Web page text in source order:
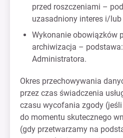
przed roszczeniami –
uzasadniony interes i/
Wykonanie obowiązków
archiwizacja –
Administratora.
Okres przechowywania
przez czas świadczenia
czasu wycofania zgody
do momentu skutecznego
(gdy przetwarzamy na